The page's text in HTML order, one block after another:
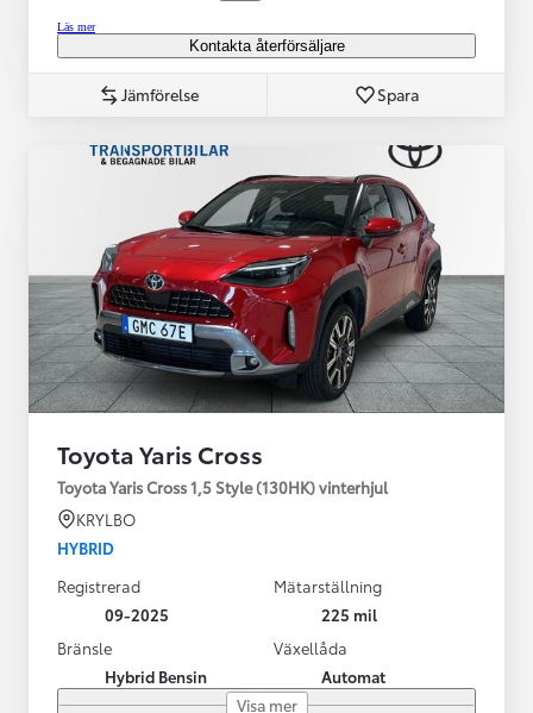
Läs mer
Kontakta återförsäljare
Jämförelse Spara
Toyota Yaris Cross
Toyota Yaris Cross 1,5 Style (130HK) vinterhjul
KRYLBO
HYBRID
Registrerad
09-2025
Mätarställning
225 mil
Bränsle
Hybrid Bensin
Växellåda
Automat
Visa mer